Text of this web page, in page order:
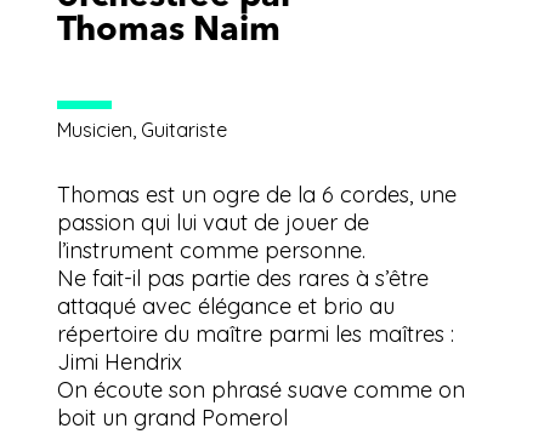
Thomas Naim
Musicien, Guitariste
Thomas est un ogre de la 6 cordes, une
passion qui lui vaut de jouer de
l’instrument comme personne.
Ne fait-il pas partie des rares à s’être
attaqué avec élégance et brio au
répertoire du maître parmi les maîtres :
Jimi Hendrix
On écoute son phrasé suave comme on
boit un grand Pomerol